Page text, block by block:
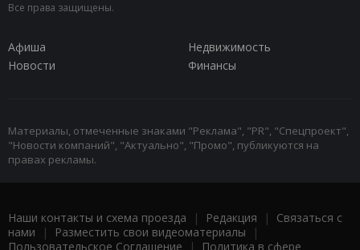
Все права защищены.
Афиша
Недвижимость
Новости
Финансы
Материалы, отмеченные знаками "Реклама", "PR", "Спецпроект",
"Новости компаний", "Актуально", "Промо", публикуются на
правах рекламы.
Наши контакты и схема проезда | Редакция | Связаться с
нами | Разместить свои видеоматериалы |
Пользовательское Соглашение | Политика в сфере